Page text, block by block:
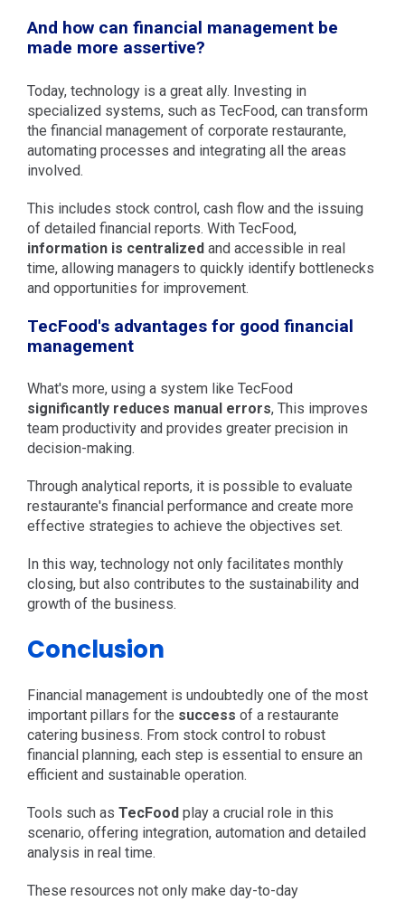
And how can financial management be
made more assertive?
Today, technology is a great ally. Investing in
specialized systems, such as TecFood, can transform
the financial management of corporate restaurante,
automating processes and integrating all the areas
involved.
This includes stock control, cash flow and the issuing
of detailed financial reports. With TecFood,
information is centralizedand accessible in real
time, allowing managers to quickly identify bottlenecks
and opportunities for improvement.
TecFood's advantages for good financial
management
What's more, using a system like TecFood
significantly reduces manual errors, This improves
team productivity and provides greater precision in
decision-making.
Through analytical reports, it is possible to evaluate
restaurante's financial performance and create more
effective strategies to achieve the objectives set.
In this way, technology not only facilitates monthly
closing, but also contributes to the sustainability and
growth of the business.
Conclusion
Financial management is undoubtedly one of the most
important pillars for the success of a restaurante
catering business. From stock control to robust
financial planning, each step is essential to ensure an
efficient and sustainable operation.
Tools such as TecFood play a crucial role in this
scenario, offering integration, automation and detailed
analysis in real time.
These resources not only make day-to-day